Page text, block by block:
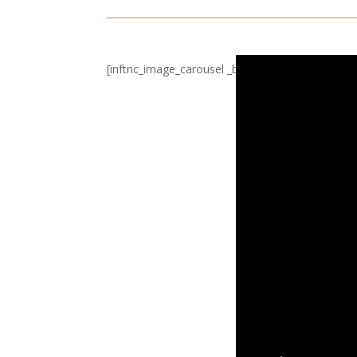
[inftnc_image_carousel